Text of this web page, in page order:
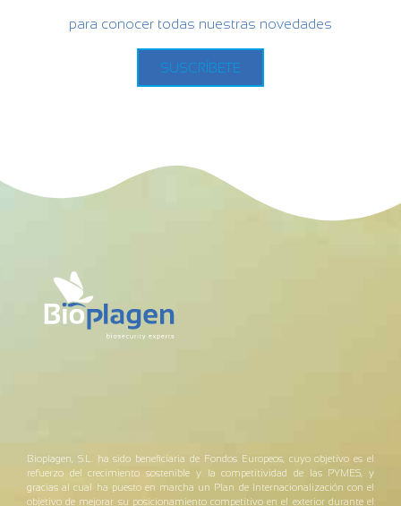
para conocer todas nuestras novedades
SUSCRÍBETE
Bioplagen, S.L. ha sido beneficiaria de Fondos Europeos, cuyo objetivo es el
refuerzo del crecimiento sostenible y la competitividad de las PYMES, y
gracias al cual ha puesto en marcha un Plan de Internacionalización con el
objetivo de mejorar su posicionamiento competitivo en el exterior durante el